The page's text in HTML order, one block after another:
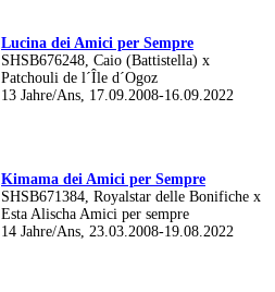
Lucina dei Amici per Sempre
SHSB676248, Caio (Battistella) x
Patchouli de l´Île d´Ogoz
13 Jahre/Ans, 17.09.2008-16.09.2022
Kimama dei Amici per Sempre
SHSB671384, Royalstar delle Bonifiche x
Esta Alischa Amici per sempre
14 Jahre/Ans, 23.03.2008-19.08.2022